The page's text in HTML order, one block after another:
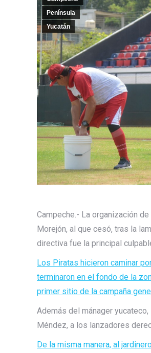
Península
Yucatán
Campeche.- La organización
Morejón, al que cesó, tras la
directiva fue la principal
Los Piratas hicieron caminar
terminaron en el fondo de la
primer sitio de la campaña
Además del mánager
Méndez, a los lanzadores
De la misma manera, al